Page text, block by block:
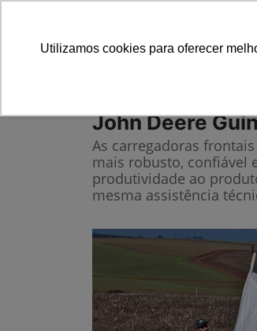
Utilizamos cookies para oferecer
John Deere
As carregadoras
mais robusto, confiável
produtividade ao
mesma assistência